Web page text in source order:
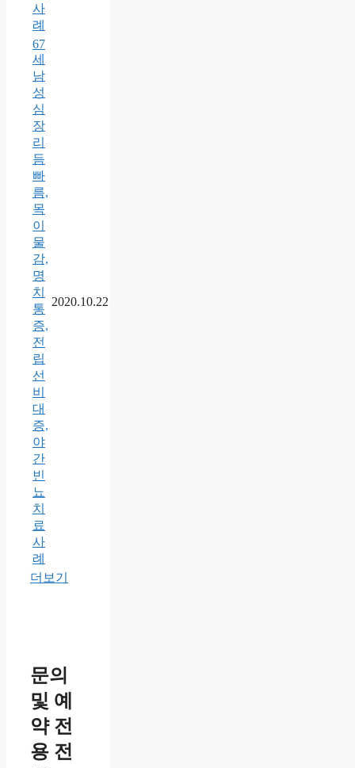
사
례
67
세
남
성
심
장
리
듬
빠
름,
목
이
물
감,
명
치
통
증,
전
립
선
비
대
증,
야
간
빈
뇨
치
료
사
례
2020.10.22
더보기
문의
및 예
약 전
용 전